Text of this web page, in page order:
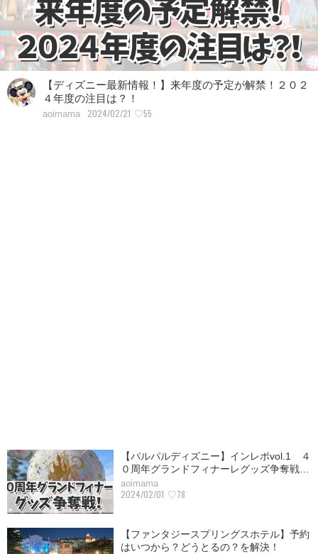
【ディズニー最新情報！】来年度の予定が解禁！２０２
４年度の注目は？！
aoimama 2024/02/21 ♡55
【パルパルディズニー】インレポvol.1 ４
０周年グランドフィナーレグッズ争奪戦…
aoimama
2024/02/01 ♡78
【ファンタジースプリングスホテル】予約
はいつから？どうとるの？を解決！